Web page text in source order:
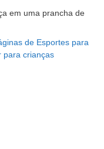
em uma prancha de
de Esportes para
para crianças